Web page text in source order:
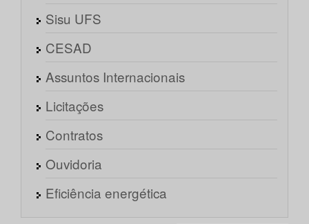
Sisu UFS
CESAD
Assuntos Internacionais
Licitações
Contratos
Ouvidoria
Eficiência energética